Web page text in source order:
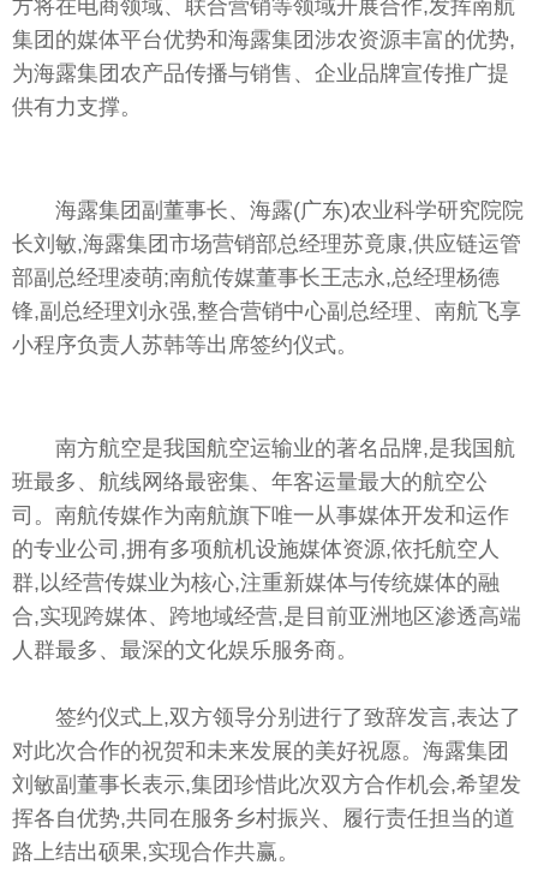
方将在电商领域、联合营销等领域开展合作,发挥南航
集团的媒体平台优势和海露集团涉农资源丰富的优势,
为海露集团农产品传播与销售、企业品牌宣传推广提
供有力支撑。
海露集团副董事长、海露(广东)农业科学研究院院
长刘敏,海露集团市场营销部总经理苏竟康,供应链运管
部副总经理凌萌;南航传媒董事长王志永,总经理杨德
锋,副总经理刘永强,整合营销中心副总经理、南航飞享
小程序负责人苏韩等出席签约仪式。
南方航空是我国航空运输业的著名品牌,是我国航
班最多、航线网络最密集、年客运量最大的航空公
司。南航传媒作为南航旗下唯一从事媒体开发和运作
的专业公司,拥有多项航机设施媒体资源,依托航空人
群,以经营传媒业为核心,注重新媒体与传统媒体的融
合,实现跨媒体、跨地域经营,是目前亚洲地区渗透高端
人群最多、最深的文化娱乐服务商。
签约仪式上,双方领导分别进行了致辞发言,表达了
对此次合作的祝贺和未来发展的美好祝愿。海露集团
刘敏副董事长表示,集团珍惜此次双方合作机会,希望发
挥各自优势,共同在服务乡村振兴、履行责任担当的道
路上结出硕果,实现合作共赢。